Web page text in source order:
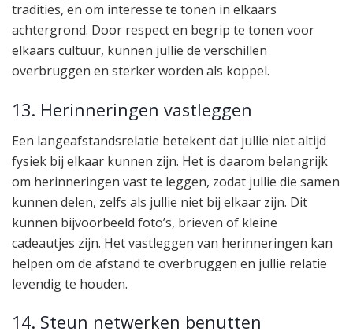
tradities, en om interesse te tonen in elkaars
achtergrond. Door respect en begrip te tonen voor
elkaars cultuur, kunnen jullie de verschillen
overbruggen en sterker worden als koppel.
13. Herinneringen vastleggen
Een langeafstandsrelatie betekent dat jullie niet altijd
fysiek bij elkaar kunnen zijn. Het is daarom belangrijk
om herinneringen vast te leggen, zodat jullie die samen
kunnen delen, zelfs als jullie niet bij elkaar zijn. Dit
kunnen bijvoorbeeld foto’s, brieven of kleine
cadeautjes zijn. Het vastleggen van herinneringen kan
helpen om de afstand te overbruggen en jullie relatie
levendig te houden.
14. Steun netwerken benutten